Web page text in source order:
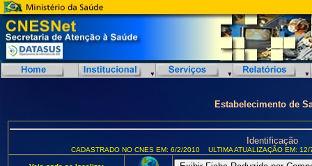
Estabelecimento de
Identificação
CADASTRADO NO CNES EM: 6/2/2010 ULTIMA ATUALIZAÇÃO EM: